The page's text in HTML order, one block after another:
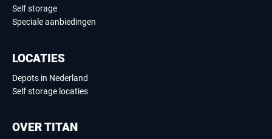
Self storage
Speciale aanbiedingen
LOCATIES
Depots in Nederland
Self storage locaties
OVER TITAN